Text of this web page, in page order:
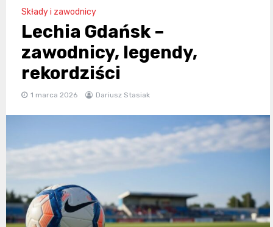
Składy i zawodnicy
Lechia Gdańsk –
zawodnicy, legendy,
rekordziści
1 marca 2026 Dariusz Stasiak